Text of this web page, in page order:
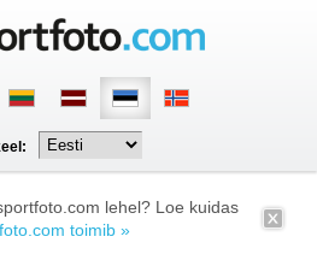
lehel? Loe kuidas
toimib »